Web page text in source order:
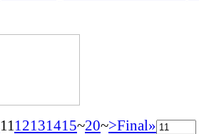
11 12131415~20~>Final»